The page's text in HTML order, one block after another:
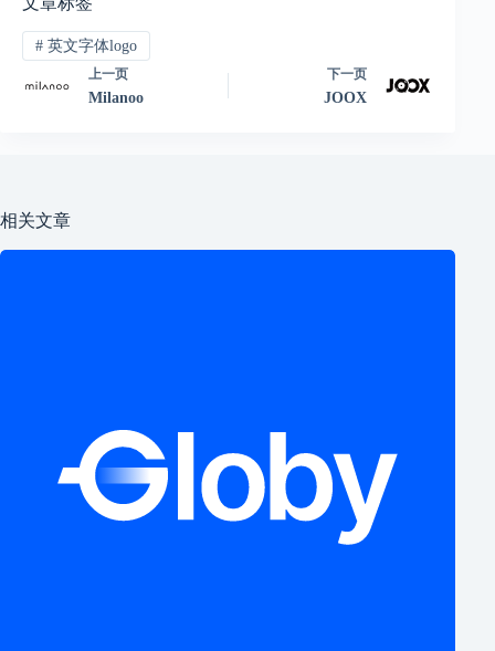
#英文字体logo
上一页
Milanoo
下一页
JOOX
相关文章